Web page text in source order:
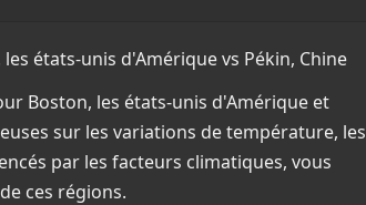
états-unis d'Amérique vs Pékin, Chine
Boston, les états-unis d'Amérique et
sur les variations de température, les
par les facteurs climatiques, vous
ces régions.